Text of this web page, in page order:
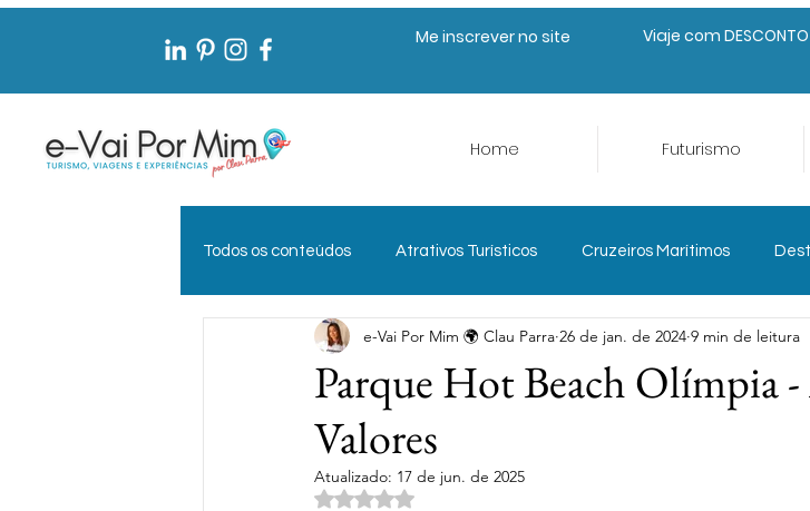
Me inscrever no site Viaje com DESCONTO
Home Futurismo
Todos os conteúdos Atrativos Turísticos Cruzeiros Marítimos
Documentos de Viagem Experiências e Aventura Gastroturismo
Gestão Pública em Turismo
Parque Hot Beach Olímpia -
Valores
e-Vai Por Mim 🌍 Clau Parra 26 de jan. de 2024 9 min de leitura
Atualizado: 17 de jun. de 2025
Avaliado com NaN de 5 estrelas.